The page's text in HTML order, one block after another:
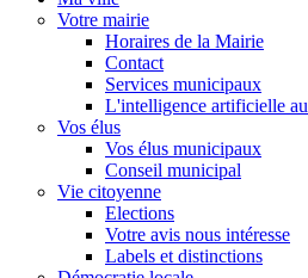
Votre mairie
Horaires de la Mairie
Contact
Services municipaux
L'intelligence artificielle
Vos élus
Vos élus municipaux
Conseil municipal
Vie citoyenne
Elections
Votre avis nous intéresse
Labels et distinctions